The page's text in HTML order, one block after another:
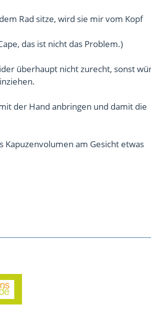
Rad sitze, wird sie mir vom Kopf
das ist nicht das Problem.)
überhaupt nicht zurecht, sonst
der Hand anbringen und damit die
Kapuzenvolumen am Gesicht etwas